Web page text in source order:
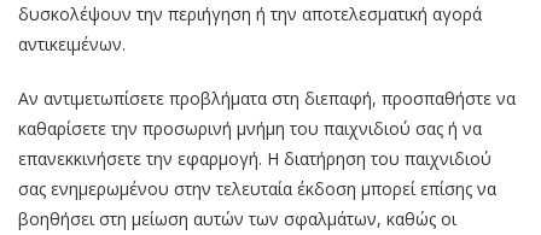
δυσκολέψουν την περιήγηση ή την αποτελεσματική αγορά
αντικειμένων.
Αν αντιμετωπίσετε προβλήματα στη διεπαφή, προσπαθήστε να
καθαρίσετε την προσωρινή μνήμη του παιχνιδιού σας ή να
επανεκκινήσετε την εφαρμογή. Η διατήρηση του παιχνιδιού
σας ενημερωμένου στην τελευταία έκδοση μπορεί επίσης να
βοηθήσει στη μείωση αυτών των σφαλμάτων, καθώς οι